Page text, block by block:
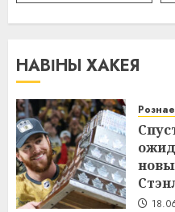
НАВІНЫ ХАКЕЯ
Рознае